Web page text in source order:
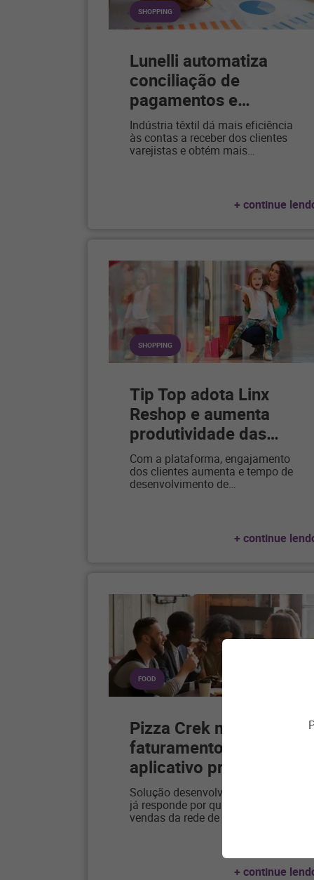
SHOPPING
Lunelli automatiza
conciliação de
pagamentos e…
Indústria têxtil dá mais eficiência
às contas a receber dos clientes
varejistas e obtém mais…
+ continue
SHOPPING
Tip Top adota Linx
Reshop e aumenta
produtividade das…
Com a plataforma, engajamento
dos clientes aumenta e tempo de
desenvolvimento de…
+ continue
FOOD
Pizza Crek multiplica
faturamento com
aplicativo próprio
Solução desenvolvida pela Linx
já responde por quase 10% das
vendas da rede de mais de 70
+ continue